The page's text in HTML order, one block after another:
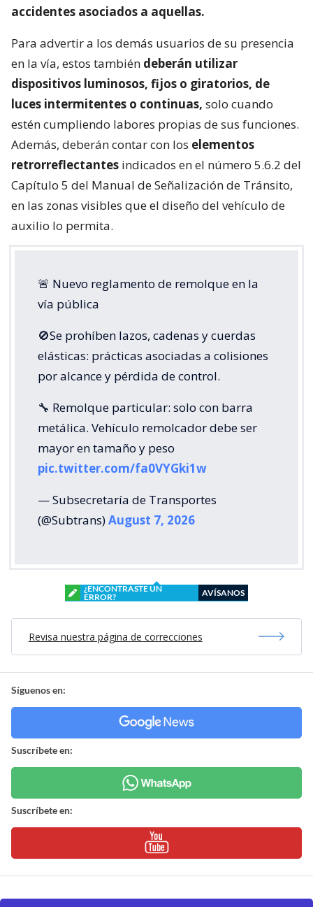
accidentes asociados a aquellas.
Para advertir a los demás usuarios de su presencia
en la vía, estos también deberán utilizar
dispositivos luminosos, fijos o giratorios, de
luces intermitentes o continuas, solo cuando
estén cumpliendo labores propias de sus funciones.
Además, deberán contar con los elementos
retrorreflectantes indicados en el número 5.6.2 del
Capítulo 5 del Manual de Señalización de Tránsito,
en las zonas visibles que el diseño del vehículo de
auxilio lo permita.
🚨 Nuevo reglamento de remolque en la
vía pública
🚫Se prohíben lazos, cadenas y cuerdas
elásticas: prácticas asociadas a colisiones
por alcance y pérdida de control.
🔧 Remolque particular: solo con barra
metálica. Vehículo remolcador debe ser
mayor en tamaño y peso
pic.twitter.com/fa0VYGki1w
— Subsecretaría de Transportes
(@Subtrans)August 7, 2026
¿ENCONTRASTE UN
ERROR?
AVÍSANOS
Revisa nuestra página de correcciones
Síguenos en:
Suscríbete en:
Suscríbete en: